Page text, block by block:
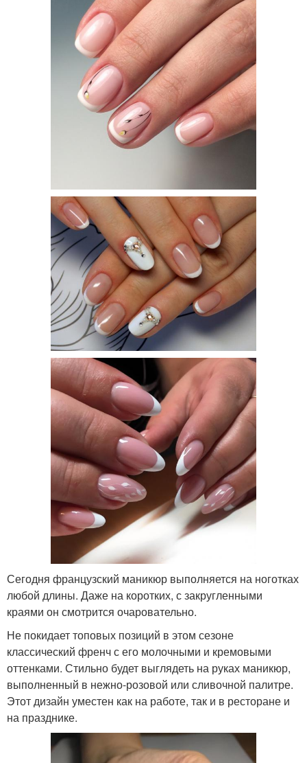
Сегодня французский маникюр выполняется на ноготках
любой длины. Даже на коротких, с закругленными
краями он смотрится очаровательно.
Не покидает топовых позиций в этом сезоне
классический френч с его молочными и кремовыми
оттенками. Стильно будет выглядеть на руках маникюр,
выполненный в нежно-розовой или сливочной палитре.
Этот дизайн уместен как на работе, так и в ресторане и
на празднике.